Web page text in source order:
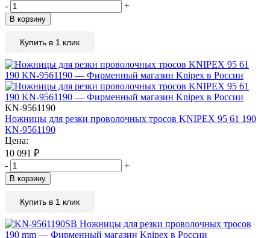
-
+
В корзину
Купить в 1 клик
KN-9561190
Ножницы для резки проволочных тросов KNIPEX 95 61 190
KN-9561190
Цена:
10 091 ₽
-
+
В корзину
Купить в 1 клик